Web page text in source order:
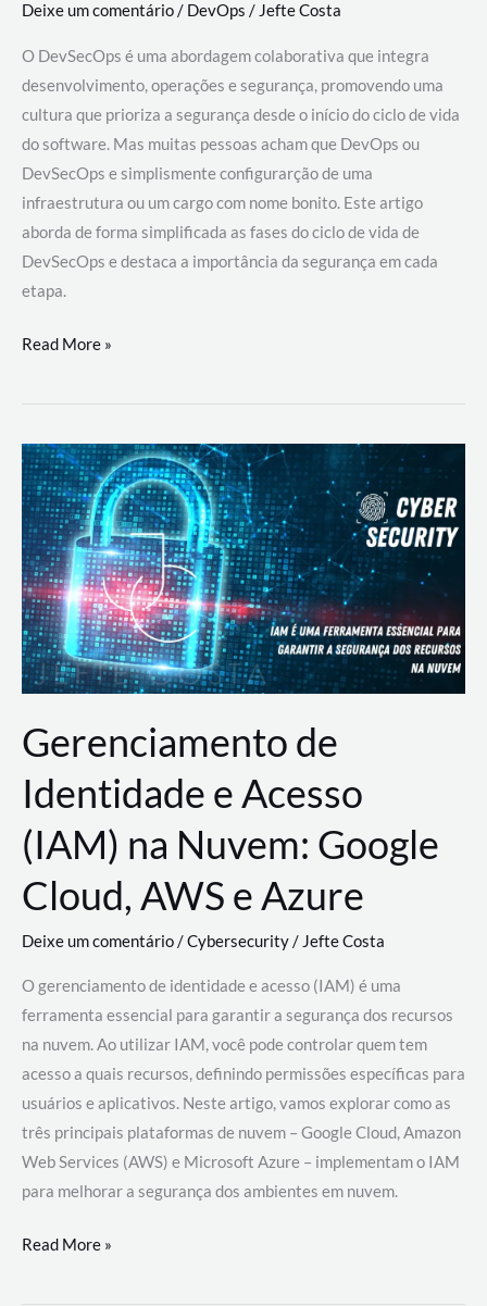
Deixe um comentário/ DevOps /Jefte Costa
O DevSecOps é uma abordagem colaborativa que integra
desenvolvimento, operações e segurança, promovendo uma
cultura que prioriza a segurança desde o início do ciclo de vida
do software. Mas muitas pessoas acham que DevOps ou
DevSecOps e simplismente configurarção de uma
infraestrutura ou um cargo com nome bonito. Este artigo
aborda de forma simplificada as fases do ciclo de vida de
DevSecOps e destaca a importância da segurança em cada
etapa.
DevSecOps
Prática:
Desenvolvimento,
Segurança
e
Operações
Read More »
Gerenciamento de
Identidade e Acesso
(IAM) na Nuvem: Google
Cloud, AWS e Azure
Deixe um comentário/Cybersecurity/ Jefte Costa
O gerenciamento de identidade e acesso (IAM) é uma
ferramenta essencial para garantir a segurança dos recursos
na nuvem. Ao utilizar IAM, você pode controlar quem tem
acesso a quais recursos, definindo permissões específicas para
usuários e aplicativos. Neste artigo, vamos explorar como as
três principais plataformas de nuvem – Google Cloud, Amazon
Web Services (AWS) e Microsoft Azure – implementam o IAM
para melhorar a segurança dos ambientes em nuvem.
Gerenciamento
Read More »